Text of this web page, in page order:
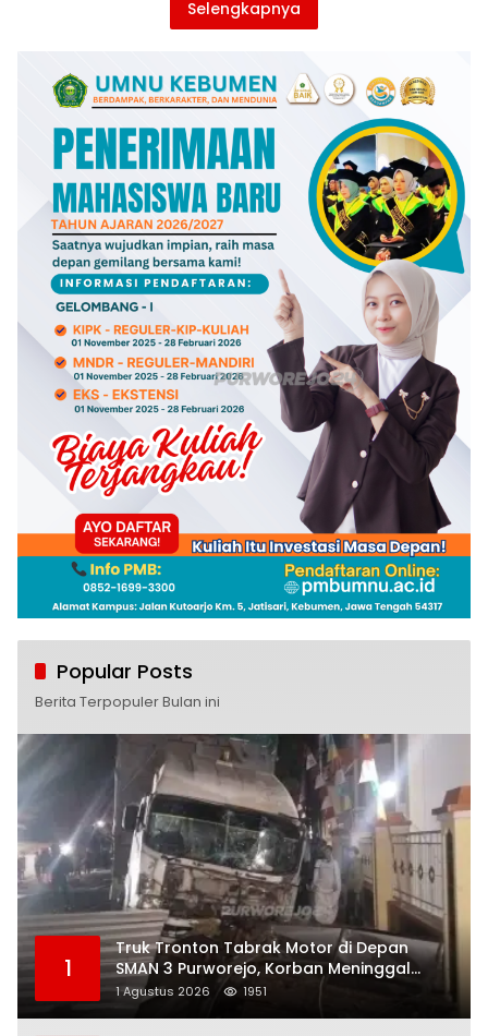
Selengkapnya
Popular Posts
Berita Terpopuler Bulan ini
1
Truk Tronton Tabrak Motor di Depan
SMAN 3 Purworejo, Korban Meninggal
Dunia, Polisi Masih Selidiki Penyebab
1 Agustus 2026 1951